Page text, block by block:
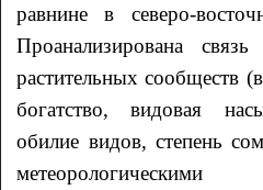
равнине в северо-
Проанализирована
растительных сообществ
богатство, видовая
обилие видов, степень